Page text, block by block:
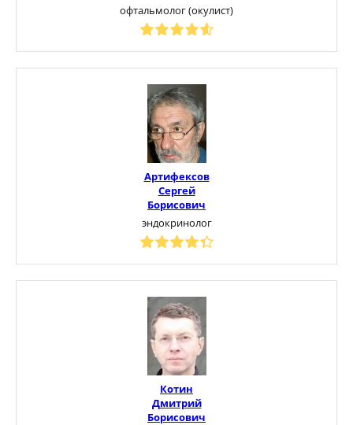
офтальмолог (окулист)
Артифексов
Сергей
Борисович
эндокринолог
Котин
Дмитрий
Борисович